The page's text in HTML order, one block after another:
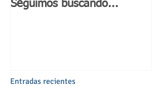
Seguimos buscando...
Entradas recientes